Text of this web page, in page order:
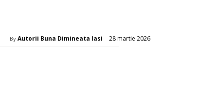
By Autorii Buna Dimineata Iasi 28 martie 2026